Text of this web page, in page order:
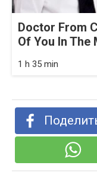
Doctor From
Of You In The
1 h 35 min